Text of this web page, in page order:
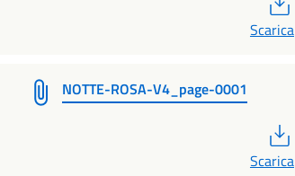
Scarica
NOTTE-ROSA-V4_page-0001
Scarica